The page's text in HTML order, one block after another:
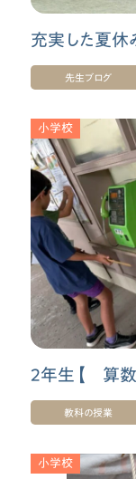
充実した夏休
先生ブログ
小学校
2年生【 算数
教科の授業
小学校